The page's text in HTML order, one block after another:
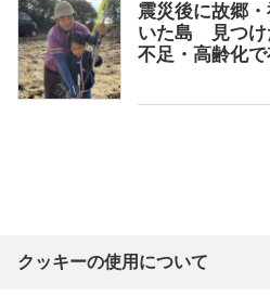
震災後に故郷
いた島 見つけ
不足・高齢化
クッキーの使用について